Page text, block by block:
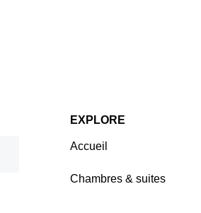
EXPLORE
Accueil
Chambres & suites